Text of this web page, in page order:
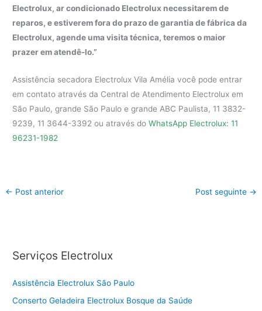
Electrolux, ar condicionado Electrolux necessitarem de
reparos, e estiverem fora do prazo de garantia de fábrica da
Electrolux, agende uma visita técnica, teremos o maior
prazer em atendê-lo.”
Assistência secadora Electrolux Vila Amélia você pode entrar
em contato através da Central de Atendimento Electrolux em
São Paulo, grande São Paulo e grande ABC Paulista, 11 3832-
9239, 11 3644-3392 ou através doWhatsApp Electrolux: 11
96231-1982
← Post anterior Post seguinte →
Serviços Electrolux
Assistência Electrolux São Paulo
Conserto Geladeira Electrolux Bosque da Saúde